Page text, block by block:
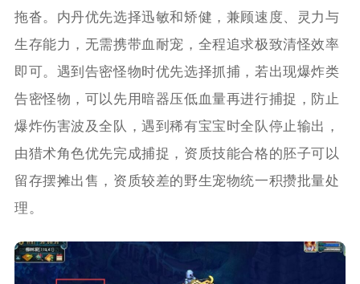
拖沓。内丹优先选择迅敏和矫健，兼顾速度、灵力与
生存能力，无需携带血耐宠，全程追求极致清怪效率
即可。遇到告密怪物时优先选择抓捕，若出现爆炸类
告密怪物，可以先用暗器压低血量再进行捕捉，防止
爆炸伤害波及全队，遇到稀有宝宝时全队停止输出，
由猎术角色优先完成捕捉，资质技能合格的胚子可以
留存摆摊出售，资质较差的野生宠物统一积攒批量处
理。